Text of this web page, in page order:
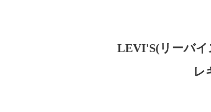
LEVI'S(リーバイ
レ